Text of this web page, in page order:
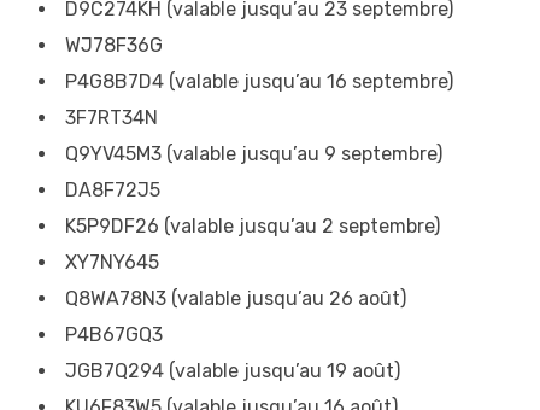
D9C274KH (valable jusqu’au 23 septembre)
WJ78F36G
P4G8B7D4 (valable jusqu’au 16 septembre)
3F7RT34N
Q9YV45M3 (valable jusqu’au 9 septembre)
DA8F72J5
K5P9DF26 (valable jusqu’au 2 septembre)
XY7NY645
Q8WA78N3 (valable jusqu’au 26 août)
P4B67GQ3
JGB7Q294 (valable jusqu’au 19 août)